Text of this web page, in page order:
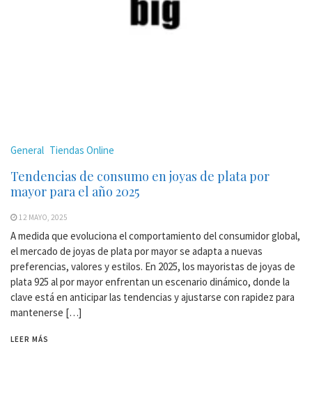
General Tiendas Online
Tendencias de consumo en joyas de plata por
mayor para el año 2025
12 MAYO, 2025
A medida que evoluciona el comportamiento del consumidor global,
el mercado de joyas de plata por mayor se adapta a nuevas
preferencias, valores y estilos. En 2025, los mayoristas de joyas de
plata 925 al por mayor enfrentan un escenario dinámico, donde la
clave está en anticipar las tendencias y ajustarse con rapidez para
mantenerse […]
LEER MÁS